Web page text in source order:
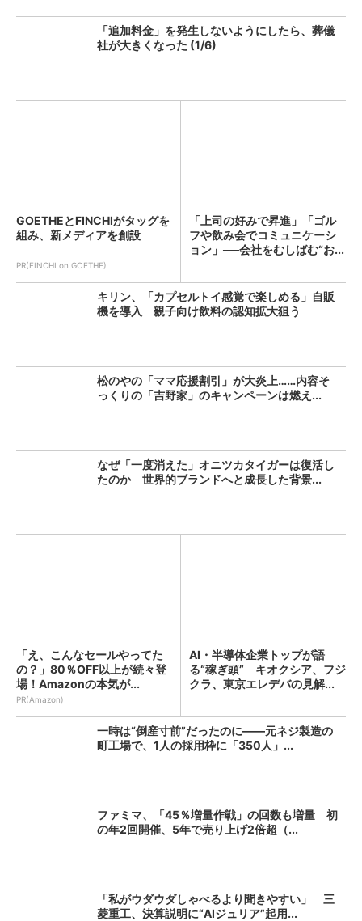
「追加料金」を発生しないようにしたら、葬儀
社が大きくなった (1/6)
GOETHEとFINCHIがタッグを
組み、新メディアを創設
PR(FINCHI on GOETHE)
「上司の好みで昇進」「ゴル
フや飲み会でコミュニケーシ
ョン」──会社をむしばむ“お...
キリン、「カプセルトイ感覚で楽しめる」自販
機を導入 親子向け飲料の認知拡大狙う
松のやの「ママ応援割引」が大炎上……内容そ
っくりの「吉野家」のキャンペーンは燃え...
なぜ「一度消えた」オニツカタイガーは復活し
たのか 世界的ブランドへと成長した背景...
「え、こんなセールやってた
の？」80％OFF以上が続々登
場！Amazonの本気が...
PR(Amazon)
AI・半導体企業トップが語
る“稼ぎ頭” キオクシア、フジ
クラ、東京エレデバの見解...
一時は“倒産寸前”だったのに――元ネジ製造の
町工場で、1人の採用枠に「350人」...
ファミマ、「45％増量作戦」の回数も増量 初
の年2回開催、5年で売り上げ2倍超（...
「私がウダウダしゃべるより聞きやすい」 三
菱重工、決算説明に“AIジュリア”起用...